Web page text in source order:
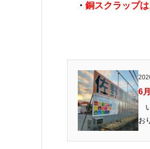
・ 銅スクラップ
6
お